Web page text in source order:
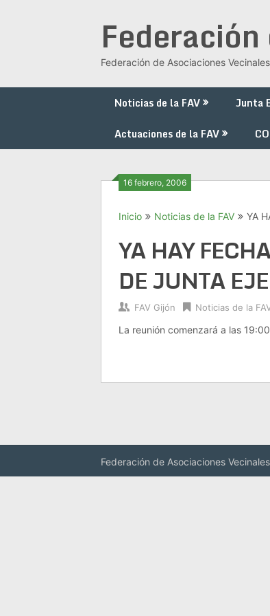
Federación de Asociaciones
Noticias de la FAV Junta
Actuaciones de la FAV
16 febrero, 2006
Inicio Noticias de la FAV YA
YA HAY
DE JUNTA
FAV Gijón Noticias de la
La reunión comenzará a las
Federación de Asociaciones